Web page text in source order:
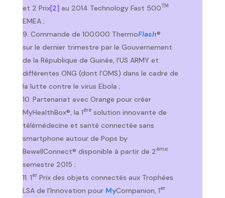
et 2 Prix[2] au 2014 Technology Fast 500TM
EMEA ;
Commande de 100.000 ThermoFlash®
sur le dernier trimestre par le Gouvernement
de la République de Guinée, l'US ARMY et
différentes ONG (dont l'OMS) dans le cadre de
la lutte contre le virus Ebola ;
Partenariat avec Orange pour créer
MyHealthBox®, la 1èresolution innovante de
télémédecine et santé connectée sans
smartphone autour de Pops by
BewellConnect® disponible à partir de 2ème
semestre 2015 ;
1erPrix des objets connectés aux Trophées
LSA de l'Innovation pour MyCompanion, 1er